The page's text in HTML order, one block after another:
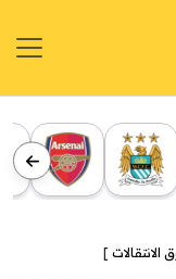
الانتقالات ]